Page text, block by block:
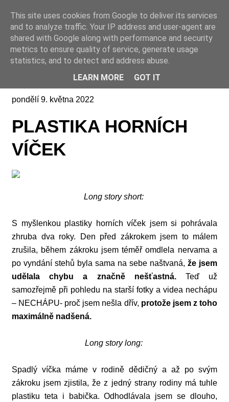
Online casino CZ
pondělí 9. května 2022
PLASTIKA HORNÍCH
VÍČEK
Long story short:
S myšlenkou plastiky horních víček jsem si pohrávala
zhruba dva roky. Den před zákrokem jsem to málem
zrušila, během zákroku jsem téměř omdlela nervama a
po vyndání stehů byla sama na sebe naštvaná, že jsem
udělala chybu a značně nešťastná.Teď už
samozřejmě při pohledu na starší fotky a videa nechápu
– NECHÁPU- proč jsem nešla dřív, protože jsem z toho
maximálně nadšená.
Long story long:
Spadlý víčka máme v rodině dědičný a až po svým
zákroku jsem zjistila, že z jedný strany rodiny má tuhle
plastiku teta i babička. Odhodlávala jsem se dlouho,
This site uses cookies from Google to deliver its services
and to analyze traffic. Your IP address and user-agent are
shared with Google along with performance and security
metrics to ensure quality of service, generate usage
statistics, and to detect and address abuse.
LEARN MORE
GOT IT